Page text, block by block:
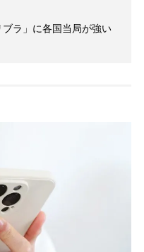
ラ」に各国当局が強い